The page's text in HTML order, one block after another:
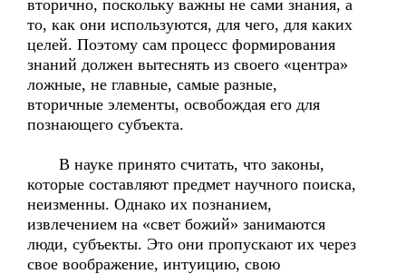
вторично, поскольку важны не сами знания, а
то, как они используются, для чего, для каких
целей. Поэтому сам процесс формирования
знаний должен вытеснять из своего «центра»
ложные, не главные, самые разные,
вторичные элементы, освобождая его для
познающего субъекта.
В науке принято считать, что законы,
которые составляют предмет научного поиска,
неизменны. Однако их познанием,
извлечением на «свет божий» занимаются
люди, субъекты. Это они пропускают их через
свое воображение, интуицию, свою